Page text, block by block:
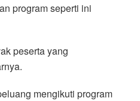
program seperti ini
peserta yang
mengikuti program